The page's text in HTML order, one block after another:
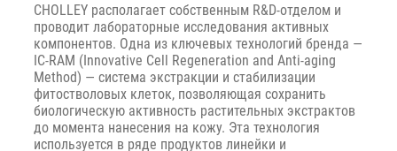
CHOLLEY располагает собственным R&D-отделом и
проводит лабораторные исследования активных
компонентов. Одна из ключевых технологий бренда —
IC-RAM (Innovative Cell Regeneration and Anti-aging
Method) — система экстракции и стабилизации
фитостволовых клеток, позволяющая сохранить
биологическую активность растительных экстрактов
до момента нанесения на кожу. Эта технология
используется в ряде продуктов линейки и